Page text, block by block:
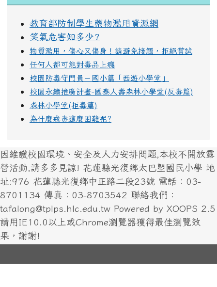
教育部防制學生藥物濫用資源網
笑氣危害知多少?
物質濫用，傷心又傷身！請避免接觸，拒絕嘗試
任何人都可能對毒品上癮
校園防毒守門員－國小篇「西遊小學堂」
校園永續推廣計畫-國泰人壽森林小學堂(反毒篇)
森林小學堂(拒毒篇)
為什麼戒毒這麼困難呢?
因維護校園環境、安全及人力安排問題,本校不開放露
營活動,請多多見諒! 花蓮縣光復鄉太巴塱國民小學 地
址:976 花蓮縣光復鄉中正路二段23號 電話：03-
8701134 傳真：03-8703542 聯絡我們：
tafalong@tplps.hlc.edu.tw Powered by XOOPS 2.5
請用IE10.0以上或Chrome瀏覽器獲得最佳瀏覽效
果，謝謝!